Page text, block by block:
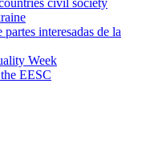
interesadas de la
Week
EESC